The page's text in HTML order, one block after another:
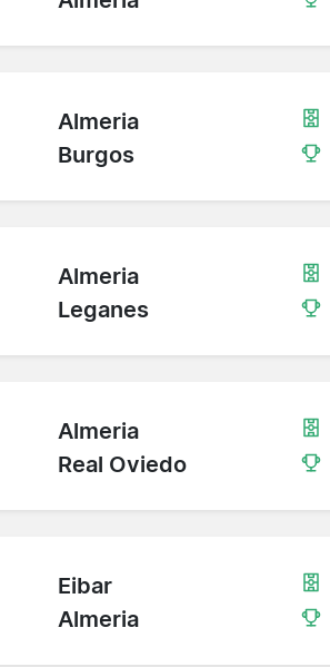
Almeria
Burgos
Almeria
Leganes
Almeria
Real Oviedo
Eibar
Almeria